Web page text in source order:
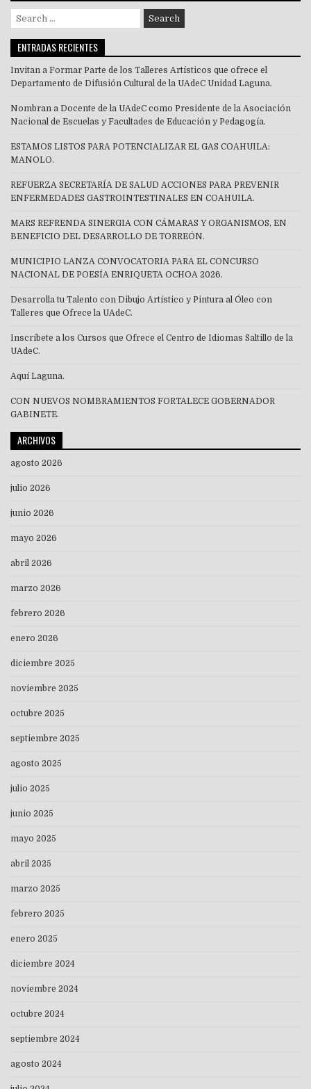
Search
for:
ENTRADAS RECIENTES
Invitan a Formar Parte de los Talleres Artísticos que ofrece el
Departamento de Difusión Cultural de la UAdeC Unidad Laguna.
Nombran a Docente de la UAdeC como Presidente de la Asociación
Nacional de Escuelas y Facultades de Educación y Pedagogía.
ESTAMOS LISTOS PARA POTENCIALIZAR EL GAS COAHUILA:
MANOLO.
REFUERZA SECRETARÍA DE SALUD ACCIONES PARA PREVENIR
ENFERMEDADES GASTROINTESTINALES EN COAHUILA.
MARS REFRENDA SINERGIA CON CÁMARAS Y ORGANISMOS, EN
BENEFICIO DEL DESARROLLO DE TORREÓN.
MUNICIPIO LANZA CONVOCATORIA PARA EL CONCURSO
NACIONAL DE POESÍA ENRIQUETA OCHOA 2026.
Desarrolla tu Talento con Dibujo Artístico y Pintura al Óleo con
Talleres que Ofrece la UAdeC.
Inscríbete a los Cursos que Ofrece el Centro de Idiomas Saltillo de la
UAdeC.
Aquí Laguna.
CON NUEVOS NOMBRAMIENTOS FORTALECE GOBERNADOR
GABINETE.
ARCHIVOS
agosto 2026
julio 2026
junio 2026
mayo 2026
abril 2026
marzo 2026
febrero 2026
enero 2026
diciembre 2025
noviembre 2025
octubre 2025
septiembre 2025
agosto 2025
julio 2025
junio 2025
mayo 2025
abril 2025
marzo 2025
febrero 2025
enero 2025
diciembre 2024
noviembre 2024
octubre 2024
septiembre 2024
agosto 2024